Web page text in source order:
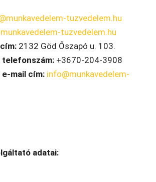
tuzvedelem.hu
munkavedelem-tuzvedelem.hu
2132 Göd Őszapó u. 103.
telefonszám: +3670-204-3908
mail cím: info@munkavedelem-
adatai: